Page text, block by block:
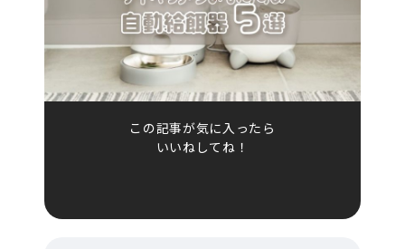
この記事が気に入ったら
いいねしてね！